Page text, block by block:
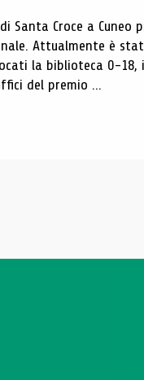
Croce a Cuneo
Attualmente è
la biblioteca 0-18,
del premio ...